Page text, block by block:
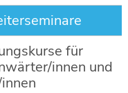
für
innen und